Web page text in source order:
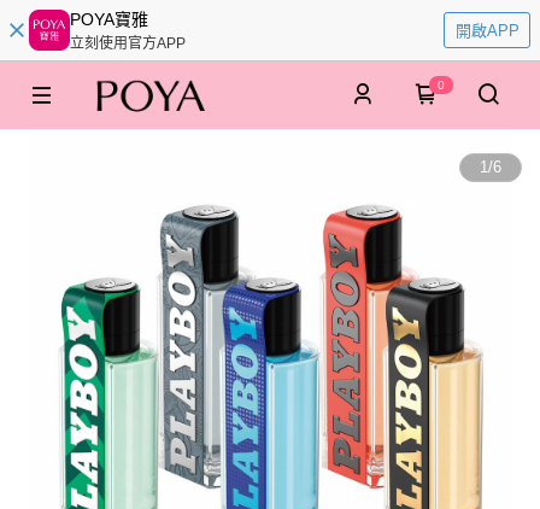
POYA寶雅
立刻使用官方APP
開啟APP
0
1/6